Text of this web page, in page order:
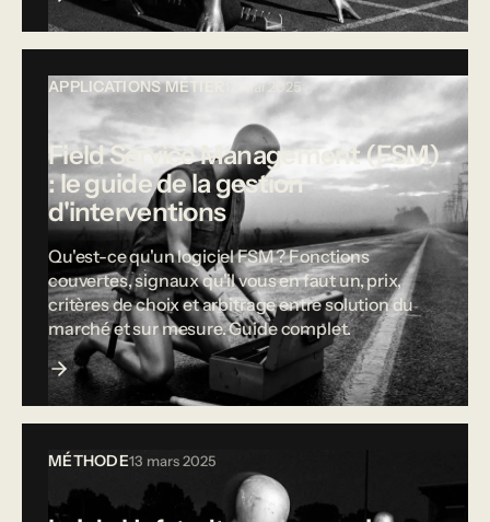
APPLICATIONS MÉTIER 12 mai 2025
Field Service Management (FSM)
: le guide de la gestion
d'interventions
Qu'est-ce qu'un logiciel FSM ? Fonctions
couvertes, signaux qu'il vous en faut un, prix,
critères de choix et arbitrage entre solution du
marché et sur mesure. Guide complet.
MÉTHODE13 mars 2025